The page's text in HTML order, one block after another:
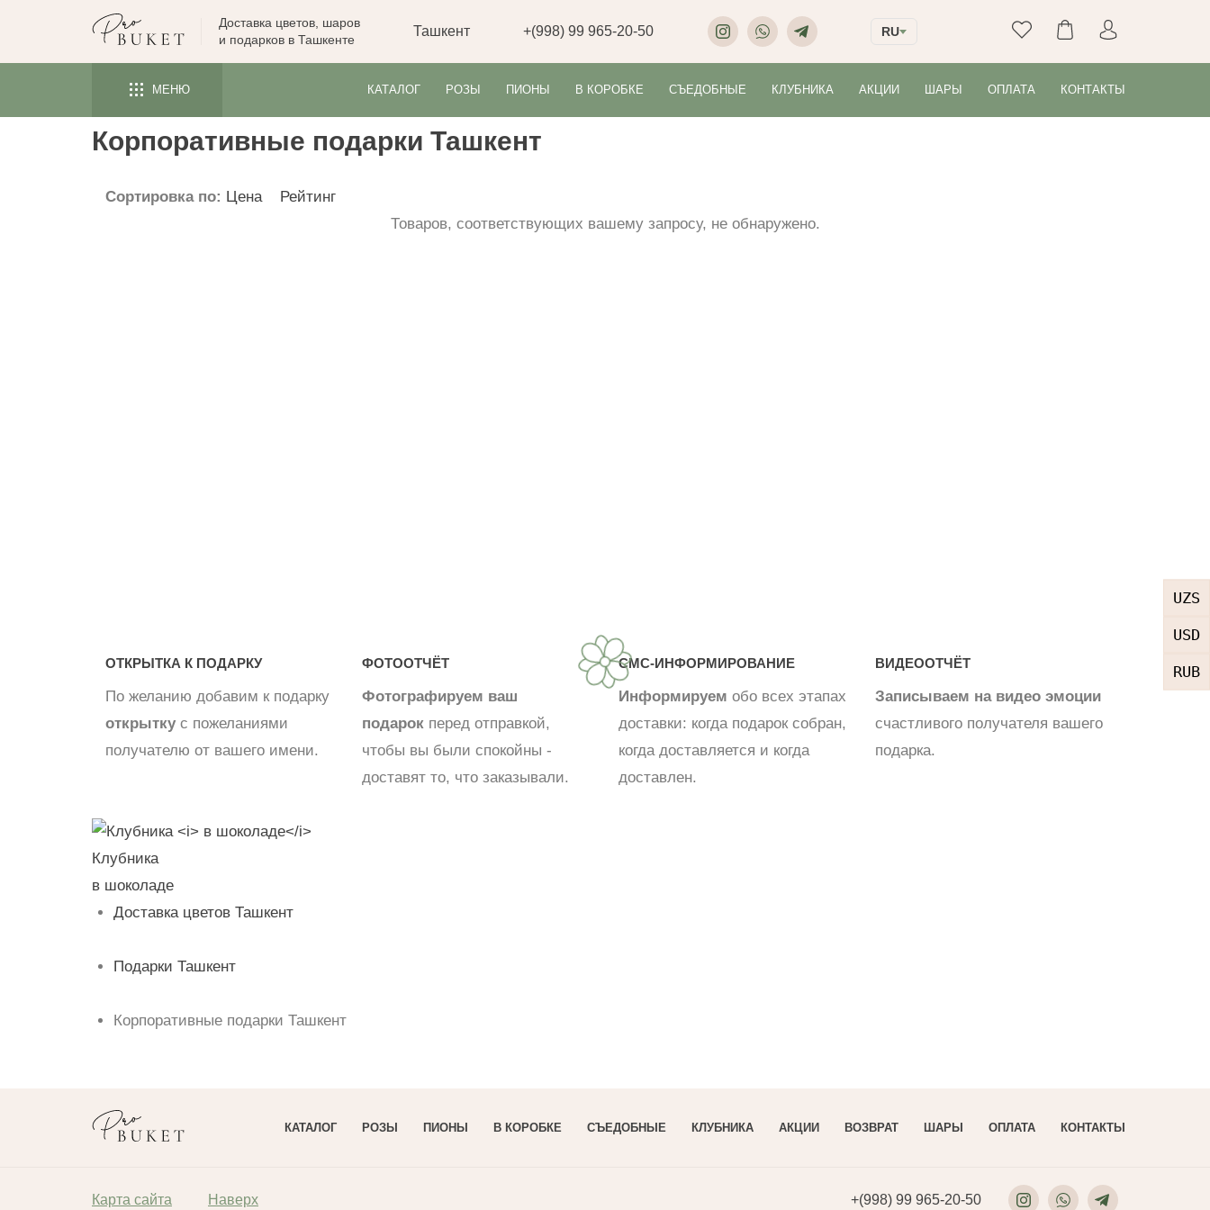
UZS
USD
RUB
ЦВЕТЫ
РОЗЫ
ПИОНЫ
ТЮЛЬПАНЫ
КОМУ
Доставка цветов, шаров
и подарков в Ташкенте
Ташкент +(998) 99 965-20-50 RU
МЕНЮ КАТАЛОГ РОЗЫ ПИОНЫ В КОРОБКЕ СЪЕДОБНЫЕ КЛУБНИКА АКЦИИ ШАРЫ ОПЛАТА КОНТАКТЫ
Корпоративные подарки Ташкент
Сортировка по: Цена
Рейтинг
Товаров, соответствующих вашему запросу, не обнаружено.
ОТКРЫТКА К ПОДАРКУ
По желанию добавим к подарку
открытку с пожеланиями
получателю от вашего имени.
ФОТООТЧЁТ
Фотографируем ваш
подарок перед отправкой,
чтобы вы были спокойны -
доставят то, что заказывали.
СМС-ИНФОРМИРОВАНИЕ
Информируем обо всех этапах
доставки: когда подарок собран,
когда доставляется и когда
доставлен.
ВИДЕООТЧЁТ
Записываем на видео эмоции
счастливого получателя вашего
подарка.
Клубника
в шоколаде
Доставка цветов Ташкент
Подарки Ташкент
Корпоративные подарки Ташкент
КАТАЛОГ РОЗЫ ПИОНЫ В КОРОБКЕ СЪЕДОБНЫЕ КЛУБНИКА АКЦИИ ВОЗВРАТ ШАРЫ ОПЛАТА КОНТАКТЫ
Карта сайта Наверх +(998) 99 965-20-50